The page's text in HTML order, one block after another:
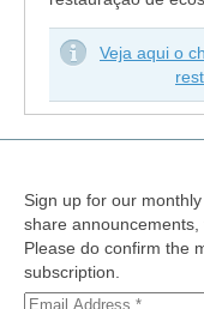
Veja aqui o
Sign up for our
share
Please do confirm the
subscription.